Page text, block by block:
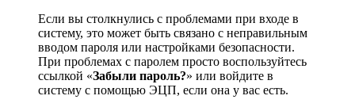
Если вы столкнулись с проблемами при входе в
систему, это может быть связано с неправильным
вводом пароля или настройками безопасности.
При проблемах с паролем просто воспользуйтесь
ссылкой «Забыли пароль?» или войдите в
систему с помощью ЭЦП, если она у вас есть.